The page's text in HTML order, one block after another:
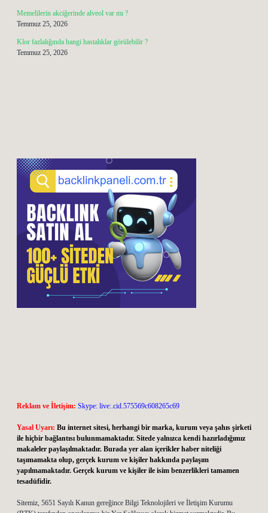
Memelilerin akciğerinde alveol var mı ?
Temmuz 25, 2026
Klor fazlalığında hangi hastalıklar görülebilir ?
Temmuz 25, 2026
Reklam ve İletişim: Skype: live:.cid.575569c608265c69
Yasal Uyarı: Bu internet sitesi, herhangi bir marka, kurum veya şahıs şirketi
ile hiçbir bağlantısı bulunmamaktadır. Sitede yalnızca kendi hazırladığımız
makaleler paylaşılmaktadır. Burada yer alan içerikler haber niteliği
taşımamakta olup, gerçek kurum ve kişiler hakkında paylaşım
yapılmamaktadır. Gerçek kurum ve kişiler ile isim benzerlikleri tamamen
tesadüfidir.
Sitemiz, 5651 Sayılı Kanun gereğince Bilgi Teknolojileri ve İletişim Kurumu